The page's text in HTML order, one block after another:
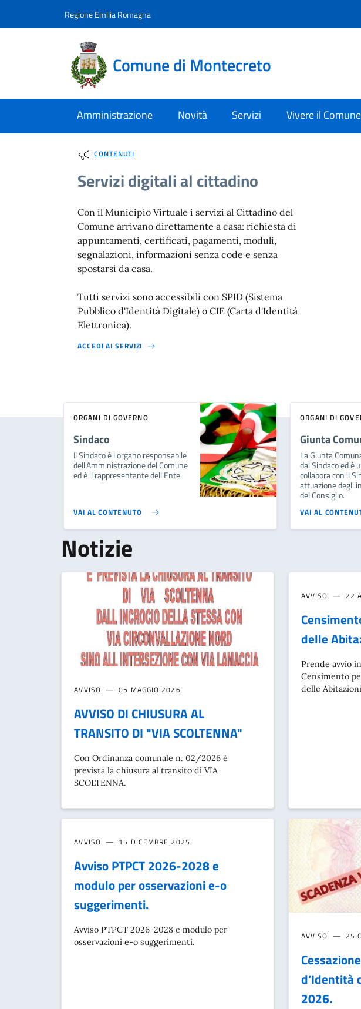
Regione Emilia Romagna
Comune di Montecreto
Amministrazione Novità Servizi Vivere il Comune
CONTENUTI
Servizi digitali al cittadino
Con il Municipio Virtuale i servizi al Cittadino del
Comune arrivano direttamente a casa: richiesta di
appuntamenti, certificati, pagamenti, moduli,
segnalazioni, informazioni senza code e senza
spostarsi da casa.
Tutti servizi sono accessibili con SPID (Sistema
Pubblico d'Identità Digitale) o CIE (Carta d'Identità
Elettronica).
ACCEDI AI SERVIZI
ORGANI DI GOVERNO
Sindaco
Il Sindaco è l'organo responsabile
dell'Amministrazione del Comune
ed è il rappresentante dell'Ente.
VAI AL CONTENUTO
ORGANI DI
Giunta
La Giunta
dal Sindaco ed è
collabora con il
attuazione degli
del Consiglio.
VAI AL
Notizie
AVVISO 05 MAGGIO 2026
AVVISO DI CHIUSURA AL
TRANSITO DI "VIA SCOLTENNA"
Con Ordinanza comunale n. 02/2026 è
prevista la chiusura al transito di VIA
SCOLTENNA.
AVVISO 22
delle
Prende avvio
Censimento
delle
AVVISO 15 DICEMBRE 2025
Avviso PTPCT 2026-2028 e
modulo per osservazioni e-o
suggerimenti.
Avviso PTPCT 2026-2028 e modulo per
osservazioni e-o suggerimenti.
AVVISO 25
d’Identità
2026.